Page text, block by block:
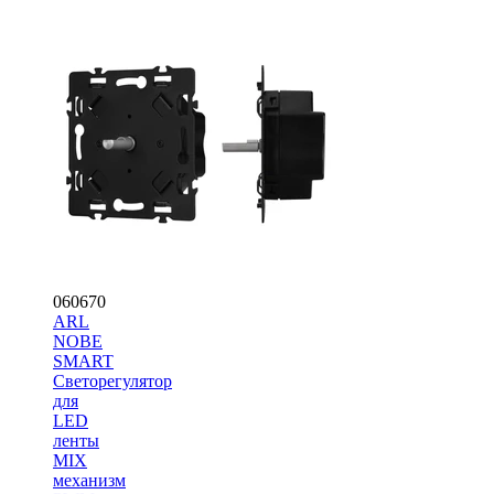
060670
ARL
NOBE
SMART
Светорегулятор
для
LED
ленты
MIX
механизм